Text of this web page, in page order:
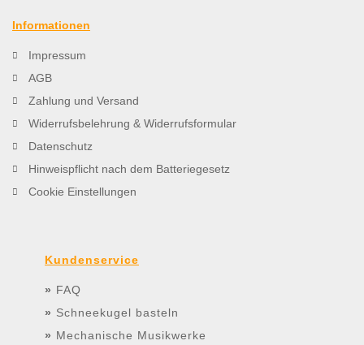
Informationen
Impressum
AGB
Zahlung und Versand
Widerrufsbelehrung & Widerrufsformular
Datenschutz
Hinweispflicht nach dem Batteriegesetz
Cookie Einstellungen
Kundenservice
» FAQ
» Schneekugel basteln
» Mechanische Musikwerke